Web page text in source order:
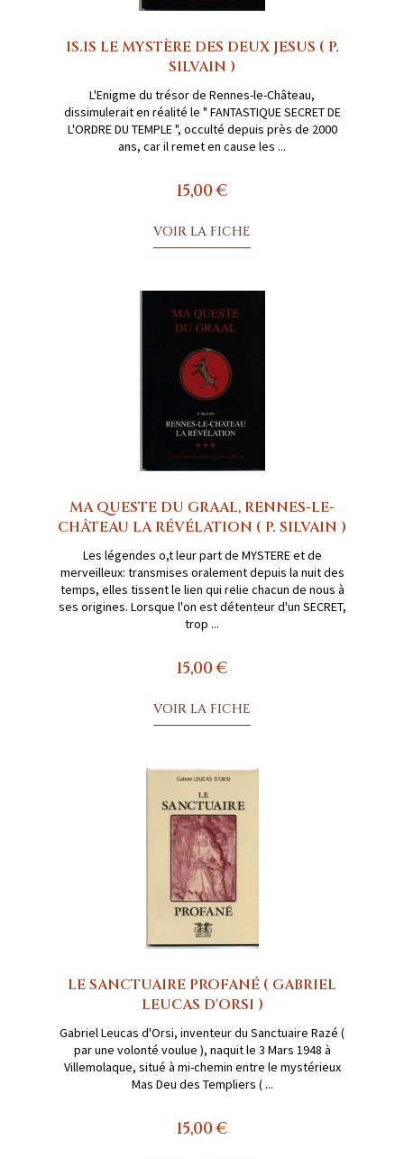
IS.IS LE MYSTÈRE DES DEUX JESUS ( P.
SILVAIN )
L'Enigme du trésor de Rennes-le-Château,
dissimulerait en réalité le " FANTASTIQUE SECRET DE
L'ORDRE DU TEMPLE ", occulté depuis près de 2000
ans, car il remet en cause les ...
15,00 €
VOIR LA FICHE
MA QUESTE DU GRAAL, RENNES-LE-
CHÂTEAU LA RÉVÉLATION ( P. SILVAIN )
Les légendes o,t leur part de MYSTERE et de
merveilleux: transmises oralement depuis la nuit des
temps, elles tissent le lien qui relie chacun de nous à
ses origines. Lorsque l'on est détenteur d'un SECRET,
trop ...
15,00 €
VOIR LA FICHE
LE SANCTUAIRE PROFANÉ ( GABRIEL
LEUCAS D'ORSI )
Gabriel Leucas d'Orsi, inventeur du Sanctuaire Razé (
par une volonté voulue ), naquit le 3 Mars 1948 à
Villemolaque, situé à mi-chemin entre le mystérieux
Mas Deu des Templiers ( ...
15,00 €